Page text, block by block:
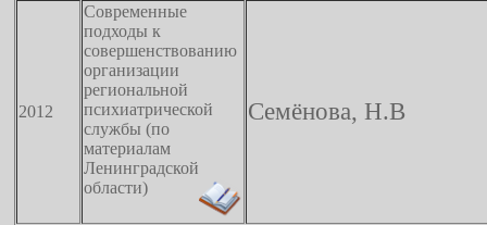
2012
Современные
подходы к
совершенствованию
организации
региональной
психиатрической
службы (по
материалам
Ленинградской
области)
Семёнова, Н.В